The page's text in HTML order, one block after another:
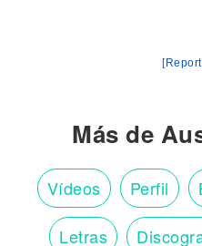
Más de
Vídeos Perfil
Letras